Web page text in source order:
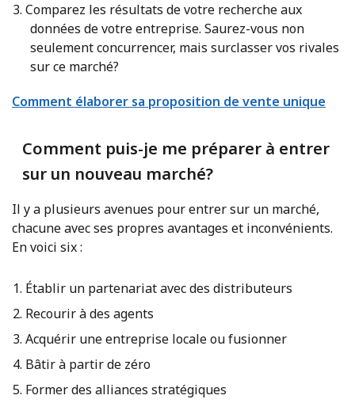
Comparez les résultats de votre recherche aux
données de votre entreprise. Saurez-vous non
seulement concurrencer, mais surclasser vos rivales
sur ce marché?
Comment élaborer sa proposition de vente unique
Comment puis-je me préparer à entrer
sur un nouveau marché?
Il y a plusieurs avenues pour entrer sur un marché,
chacune avec ses propres avantages et inconvénients.
En voici six :
Établir un partenariat avec des distributeurs
Recourir à des agents
Acquérir une entreprise locale ou fusionner
Bâtir à partir de zéro
Former des alliances stratégiques